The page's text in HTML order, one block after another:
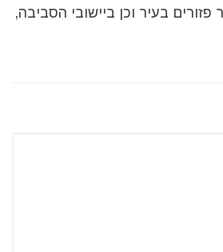
פזורים בעיר וכן ביישובי הסביבה,